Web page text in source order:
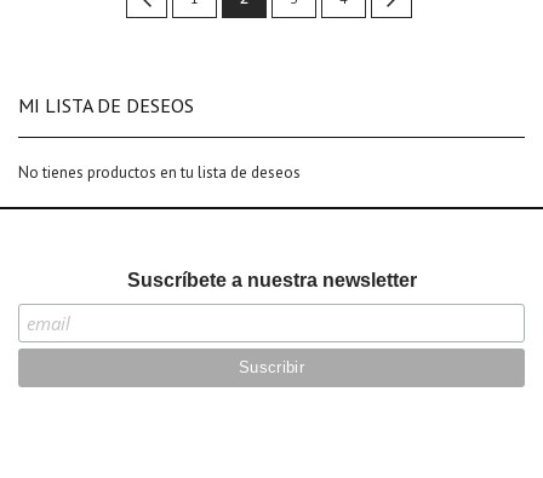
MI LISTA DE DESEOS
No tienes productos en tu lista de deseos
Suscríbete a nuestra newsletter